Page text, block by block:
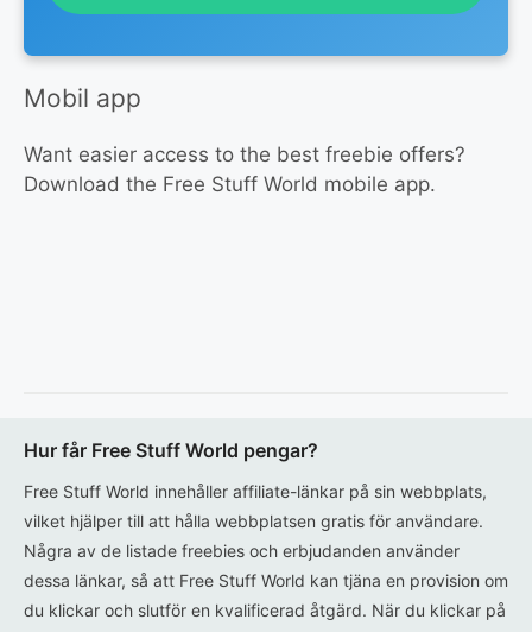
Mobil app
Want easier access to the best freebie offers?
Download the Free Stuff World mobile app.
Hur får Free Stuff World pengar?
Free Stuff World innehåller affiliate-länkar på sin webbplats,
vilket hjälper till att hålla webbplatsen gratis för användare.
Några av de listade freebies och erbjudanden använder
dessa länkar, så att Free Stuff World kan tjäna en provision om
du klickar och slutför en kvalificerad åtgärd. När du klickar på